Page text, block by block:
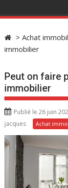
>Achat
immobilier
Peut on faire
immobilier
Publié le 26 juin
jacques
Achat